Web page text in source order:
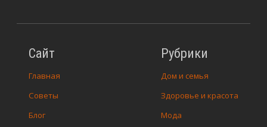
Сайт
Главная
Советы
Блог
Рубрики
Дом и семья
Здоровье и красота
Мода